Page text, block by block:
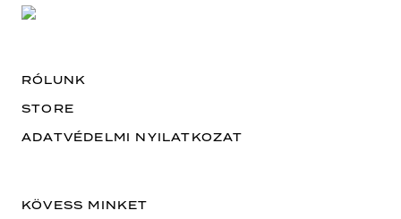
RÓLUNK
STORE
ADATVÉDELMI NYILATKOZAT
KÖVESS MINKET